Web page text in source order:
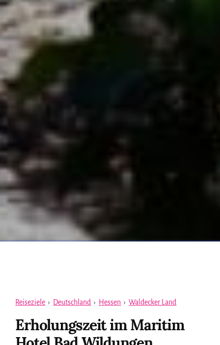
Reiseziele › Deutschland › Hessen › Waldecker Land
Erholungszeit im Maritim